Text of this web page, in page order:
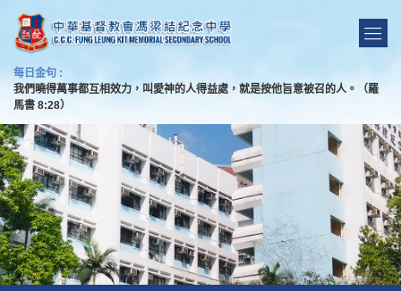
每日金句 :
我們曉得萬事都互相效力，叫愛神的人得益處，就是按他旨意被召的人。（羅
馬書 8:28）